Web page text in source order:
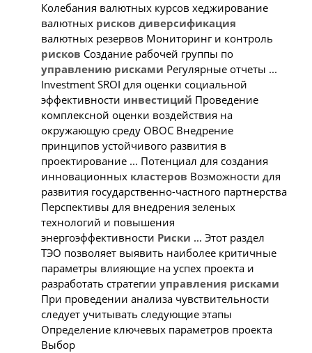
Колебания валютных курсов хеджирование
валютных рисков диверсификация
валютных резервов Мониторинг и контроль
рисков Создание рабочей группы по
управлению рисками Регулярные отчеты ...
Investment SROI для оценки социальной
эффективности инвестиций Проведение
комплексной оценки воздействия на
окружающую среду ОВОС Внедрение
принципов устойчивого развития в
проектирование ... Потенциал для создания
инновационных кластеров Возможности для
развития государственно-частного партнерства
Перспективы для внедрения зеленых
технологий и повышения
энергоэффективности Риски ... Этот раздел
ТЭО позволяет выявить наиболее критичные
параметры влияющие на успех проекта и
разработать стратегии управления рисками
При проведении анализа чувствительности
следует учитывать следующие этапы
Определение ключевых параметров проекта
Выбор